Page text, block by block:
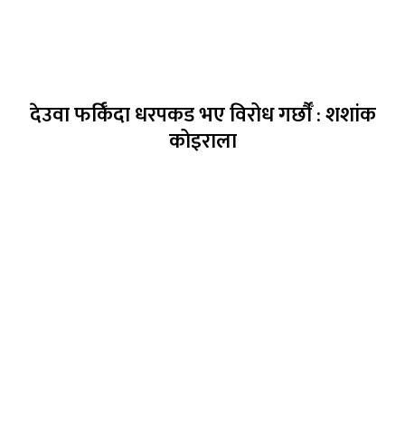
देउवा फर्किँदा धरपकड भए विरोध गर्छौँं : शशांक
कोइराला